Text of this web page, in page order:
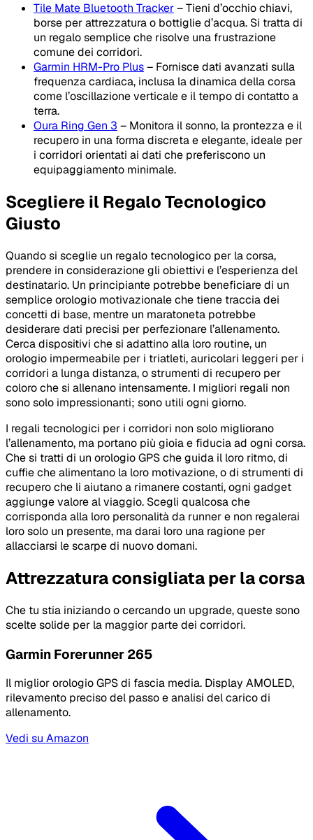
Tile Mate Bluetooth Tracker– Tieni d’occhio chiavi,
borse per attrezzatura o bottiglie d’acqua. Si tratta di
un regalo semplice che risolve una frustrazione
comune dei corridori.
Garmin HRM-Pro Plus– Fornisce dati avanzati sulla
frequenza cardiaca, inclusa la dinamica della corsa
come l’oscillazione verticale e il tempo di contatto a
terra.
Oura Ring Gen 3 – Monitora il sonno, la prontezza e il
recupero in una forma discreta e elegante, ideale per
i corridori orientati ai dati che preferiscono un
equipaggiamento minimale.
Scegliere il Regalo Tecnologico
Giusto
Quando si sceglie un regalo tecnologico per la corsa,
prendere in considerazione gli obiettivi e l’esperienza del
destinatario. Un principiante potrebbe beneficiare di un
semplice orologio motivazionale che tiene traccia dei
concetti di base, mentre un maratoneta potrebbe
desiderare dati precisi per perfezionare l’allenamento.
Cerca dispositivi che si adattino alla loro routine, un
orologio impermeabile per i triatleti, auricolari leggeri per i
corridori a lunga distanza, o strumenti di recupero per
coloro che si allenano intensamente. I migliori regali non
sono solo impressionanti; sono utili ogni giorno.
I regali tecnologici per i corridori non solo migliorano
l’allenamento, ma portano più gioia e fiducia ad ogni corsa.
Che si tratti di un orologio GPS che guida il loro ritmo, di
cuffie che alimentano la loro motivazione, o di strumenti di
recupero che li aiutano a rimanere costanti, ogni gadget
aggiunge valore al viaggio. Scegli qualcosa che
corrisponda alla loro personalità da runner e non regalerai
loro solo un presente, ma darai loro una ragione per
allacciarsi le scarpe di nuovo domani.
Attrezzatura consigliata per la corsa
Che tu stia iniziando o cercando un upgrade, queste sono
scelte solide per la maggior parte dei corridori.
Garmin Forerunner 265
Il miglior orologio GPS di fascia media. Display AMOLED,
rilevamento preciso del passo e analisi del carico di
allenamento.
Vedi su Amazon